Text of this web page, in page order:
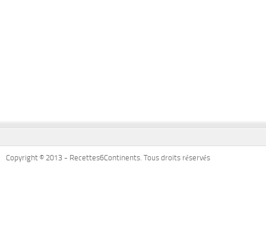
Copyright © 2013 - Recettes6Continents. Tous droits réservés